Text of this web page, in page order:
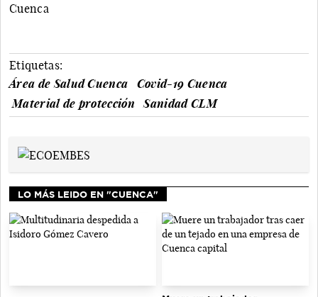
Cuenca
Etiquetas:
Área de Salud Cuenca
Covid-19 Cuenca
Material de protección
Sanidad CLM
LO MÁS LEIDO EN "CUENCA"